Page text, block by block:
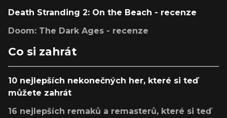
Death Stranding 2: On the Beach - recenze
Doom: The Dark Ages - recenze
Co si zahrát
10 nejlepších nekonečných her, které si teď
můžete zahrát
16 nejlepších remaků a remasterů, které si teď